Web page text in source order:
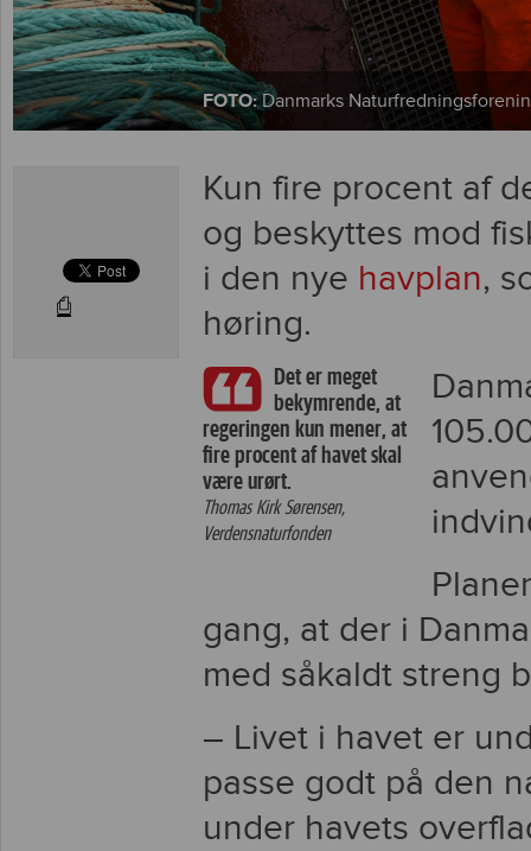
FOTO:Danmarks
⎙
Kun fire procent af
og beskyttes mod
i den nye havplan,
høring.
Det er meget
bekymrende, at
regeringen kun mener, at
fire procent af havet skal
være urørt.
Thomas Kirk Sørensen,
Verdensnaturfonden
gang, at der i
med såkaldt streng
– Livet i havet er
passe godt på den
under havets